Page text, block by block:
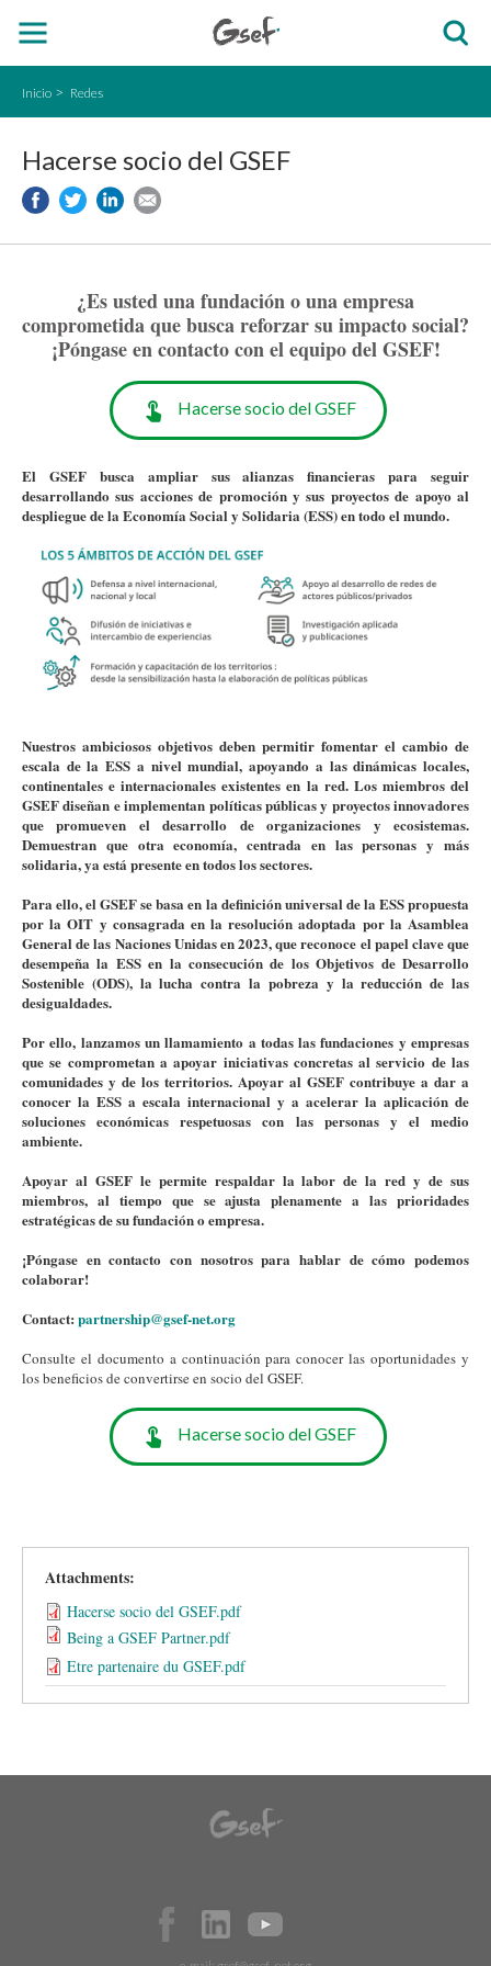
Inicio Redes
Hacerse socio del GSEF
¿Es usted una fundación o una empresa
comprometida que busca reforzar su impacto social?
¡Póngase en contacto con el equipo del GSEF!
Hacerse socio del GSEF
El GSEF busca ampliar sus alianzas financieras para seguir
desarrollando sus acciones de promoción y sus proyectos de apoyo al
despliegue de la Economía Social y Solidaria (ESS) en todo el mundo.
Nuestros ambiciosos objetivos deben permitir fomentar el cambio de
escala de la ESS a nivel mundial, apoyando a las dinámicas locales,
continentales e internacionales existentes en la red. Los miembros del
GSEF diseñan e implementan políticas públicas y proyectos innovadores
que promueven el desarrollo de organizaciones y ecosistemas.
Demuestran que otra economía, centrada en las personas y más
solidaria, ya está presente en todos los sectores.
Para ello, el GSEF se basa en la definición universal de la ESS propuesta
por la OIT y consagrada en la resolución adoptada por la Asamblea
General de las Naciones Unidas en 2023, que reconoce el papel clave que
desempeña la ESS en la consecución de los Objetivos de Desarrollo
Sostenible (ODS), la lucha contra la pobreza y la reducción de las
desigualdades.
Por ello, lanzamos un llamamiento a todas las fundaciones y empresas
que se comprometan a apoyar iniciativas concretas al servicio de las
comunidades y de los territorios. Apoyar al GSEF contribuye a dar a
conocer la ESS a escala internacional y a acelerar la aplicación de
soluciones económicas respetuosas con las personas y el medio
ambiente.
Apoyar al GSEF le permite respaldar la labor de la red y de sus
miembros, al tiempo que se ajusta plenamente a las prioridades
estratégicas de su fundación o empresa.
¡Póngase en contacto con nosotros para hablar de cómo podemos
colaborar!
Contact: partnership@gsef-net.org
Consulte el documento a continuación para conocer las oportunidades y
los beneficios de convertirse en socio del GSEF.
Hacerse socio del GSEF
Attachments:
Hacerse socio del GSEF.pdf
Being a GSEF Partner.pdf
Etre partenaire du GSEF.pdf